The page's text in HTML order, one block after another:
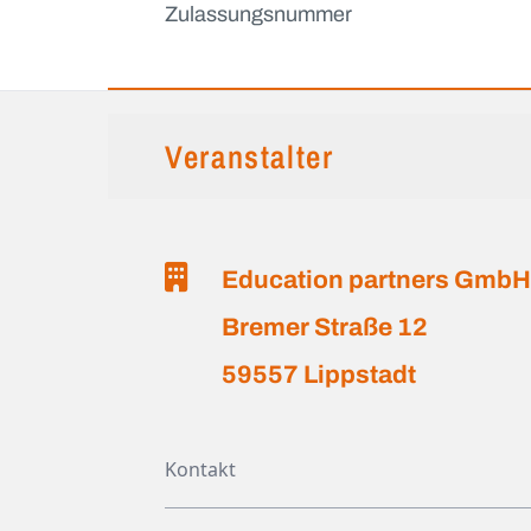
Zulassungsnummer
Veranstalter
Education partners GmbH
Bremer Straße 12
59557 Lippstadt
Kontakt